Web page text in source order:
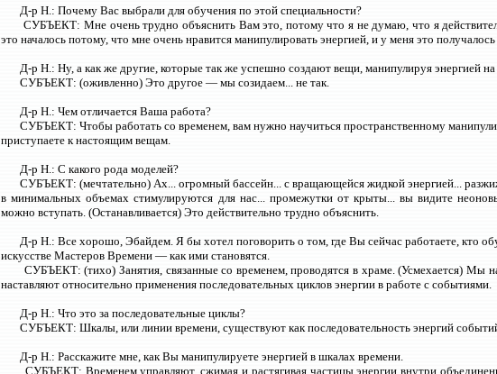
Д-р Н.: Почему Вас выбрали для обучения по этой специальности?
СУБЪЕКТ: Мне очень трудно объяснить Вам это, потому что я не думаю, что я
это началось потому, что мне очень нравится манипулировать энергией, и у меня это
Д-р Н.: Ну, а как же другие, которые так же успешно создают вещи, манипулируя энергией
СУБЪЕКТ: (оживленно) Это другое — мы созидаем... не так.
Д-р Н.: Чем отличается Ваша работа?
СУБЪЕКТ: Чтобы работать со временем, вам нужно научиться пространственному
приступаете к настоящим вещам.
Д-р Н.: С какого рода моделей?
СУБЪЕКТ: (мечтательно) Ах... огромный бассейн... с вращающейся жидкой энергией...
в минимальных объемах стимулируются для нас... промежутки от крыты... вы видите
можно вступать. (Останавливается) Это действительно трудно объяснить.
Д-р Н.: Все хорошо, Эбайдем. Я бы хотел поговорить о том, где Вы сейчас работаете, кто
искусстве Мастеров Времени — как ими становятся.
СУБЪЕКТ: (тихо) Занятия, связанные со временем, проводятся в храме. (Усмехается) Мы
наставляют относительно применения последовательных циклов энергии в работе с событиями.
Д-р Н.: Что это за последовательные циклы?
СУБЪЕКТ: Шкалы, или линии времени, существуют как последовательность энергий
Д-р Н.: Расскажите мне, как Вы манипулируете энергией в шкалах времени.
СУБЪЕКТ: Временем управляют, сжимая и растягивая частицы энергии внутри